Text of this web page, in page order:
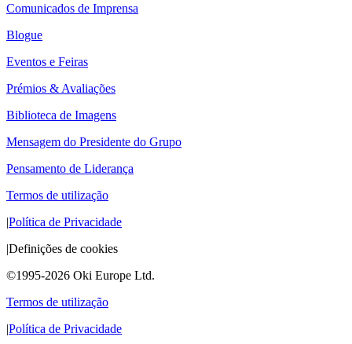
Comunicados de Imprensa
Blogue
Eventos e Feiras
Prémios & Avaliações
Biblioteca de Imagens
Mensagem do Presidente do Grupo
Pensamento de Liderança
Termos de utilização
|Política de Privacidade
|Definições de cookies
©1995-2026 Oki Europe Ltd.
Termos de utilização
|Política de Privacidade